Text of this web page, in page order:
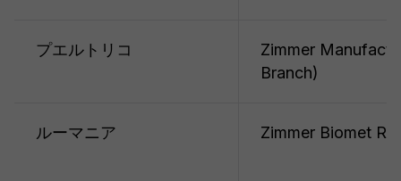
プエルトリコ
Zimmer
Branch)
ルーマニア Zimmer Biomet